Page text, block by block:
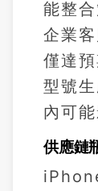
能整
企業
僅達
型號
內可
供應鏈